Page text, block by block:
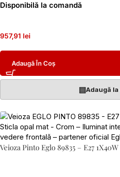
Disponibilă la comandă
957,91 lei
Adaugă În Coș
▤Adaugă la
Veioza Pinto Eglo 89835 – E27